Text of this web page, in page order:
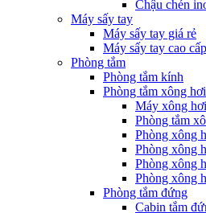
Chậu chén
Máy sấy tay
Máy sấy tay giá rẻ
Máy sấy tay cao cấp
Phòng tắm
Phòng tắm kính
Phòng tắm xông hơi
Máy xông
Phòng tắm
Phòng xông
Phòng xông
Phòng xông
Phòng xông
Phòng tắm đứng
Cabin tắm